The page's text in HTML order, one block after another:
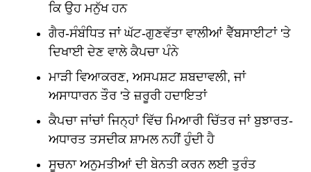
ਕਿ ਉਹ ਮਨੁੱਖ ਹਨ
ਗੈਰ-ਸੰਬੰਧਿਤ ਜਾਂ ਘੱਟ-ਗੁਣਵੱਤਾ ਵਾਲੀਆਂ ਵੈੱਬਸਾਈਟਾਂ 'ਤੇ
ਦਿਖਾਈ ਦੇਣ ਵਾਲੇ ਕੈਪਚਾ ਪੰਨੇ
ਮਾੜੀ ਵਿਆਕਰਣ, ਅਸਪਸ਼ਟ ਸ਼ਬਦਾਵਲੀ, ਜਾਂ
ਅਸਾਧਾਰਨ ਤੌਰ 'ਤੇ ਜ਼ਰੂਰੀ ਹਦਾਇਤਾਂ
ਕੈਪਚਾ ਜਾਂਚਾਂ ਜਿਨ੍ਹਾਂ ਵਿੱਚ ਮਿਆਰੀ ਚਿੱਤਰ ਜਾਂ ਬੁਝਾਰਤ-
ਅਧਾਰਤ ਤਸਦੀਕ ਸ਼ਾਮਲ ਨਹੀਂ ਹੁੰਦੀ ਹੈ
ਸੂਚਨਾ ਅਨੁਮਤੀਆਂ ਦੀ ਬੇਨਤੀ ਕਰਨ ਲਈ ਤੁਰੰਤ